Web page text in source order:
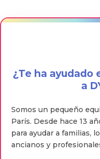
¿Te ha ayudado
a
Somos un pequeño
París. Desde hace 13
para ayudar a familias,
ancianos y